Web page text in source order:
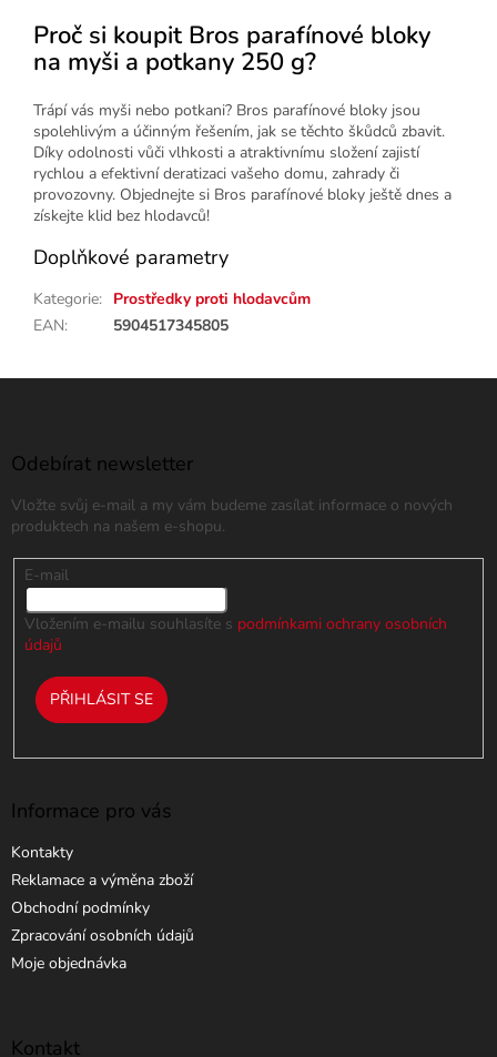
Proč si koupit Bros parafínové bloky
na myši a potkany 250 g?
Trápí vás myši nebo potkani? Bros parafínové bloky jsou
spolehlivým a účinným řešením, jak se těchto škůdců zbavit.
Díky odolnosti vůči vlhkosti a atraktivnímu složení zajistí
rychlou a efektivní deratizaci vašeho domu, zahrady či
provozovny. Objednejte si Bros parafínové bloky ještě dnes a
získejte klid bez hlodavců!
Doplňkové parametry
Kategorie: Prostředky proti hlodavcům
EAN: 5904517345805
Odebírat newsletter
Vložte svůj e-mail a my vám budeme zasílat informace o nových
produktech na našem e-shopu.
E-mail
Vložením e-mailu souhlasíte s podmínkami ochrany osobních
údajů
PŘIHLÁSIT SE
Informace pro vás
Kontakty
Reklamace a výměna zboží
Obchodní podmínky
Zpracování osobních údajů
Moje objednávka
Kontakt